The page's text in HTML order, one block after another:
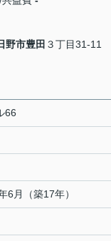
野市豊田 ３丁目31-11
66
6月（築17年）